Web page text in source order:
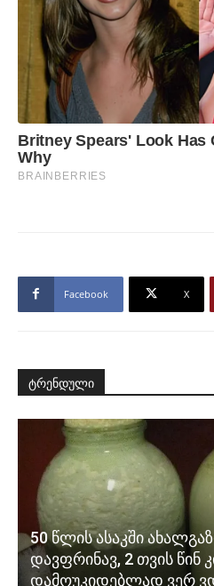
Facebook X
ტრენდული
50 წლის ასაკში
დავფრინავ, 2 თვის წინ
დამოუკიდებლად ვერ